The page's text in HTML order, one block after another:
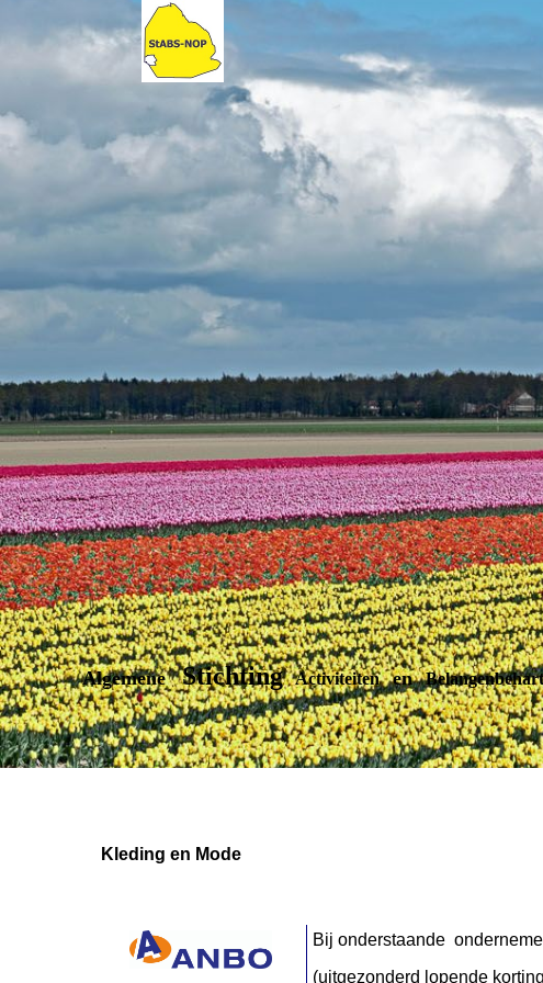
AlgemeneStichtingActiviteitenen
Kleding en Mode
Bij onderstaande
(uitgezonderd lopende